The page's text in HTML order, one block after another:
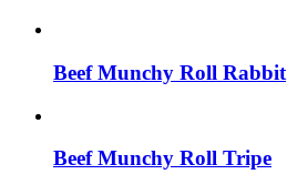
Beef Munchy Roll Rabbit
Beef Munchy Roll Tripe